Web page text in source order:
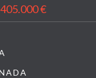
€